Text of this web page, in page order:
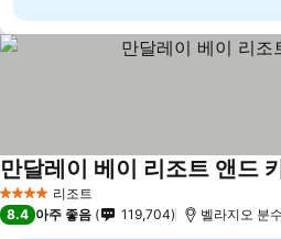
4 성급 리조트
만달레이 베이 리조트 앤드
8.4 아주 좋음 119,704 벨라지오 분